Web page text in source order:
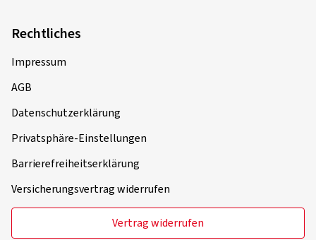
Rechtliches
Impressum
AGB
Datenschutzerklärung
Privatsphäre-Einstellungen
Barrierefreiheitserklärung
Versicherungsvertrag widerrufen
Vertrag widerrufen